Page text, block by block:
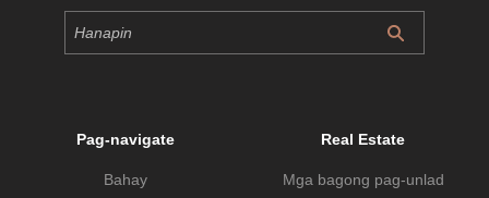
Pag-navigate
Bahay
Real Estate
Mga bagong pag-unlad